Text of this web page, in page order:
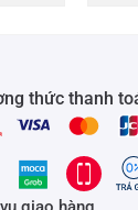
thức thanh